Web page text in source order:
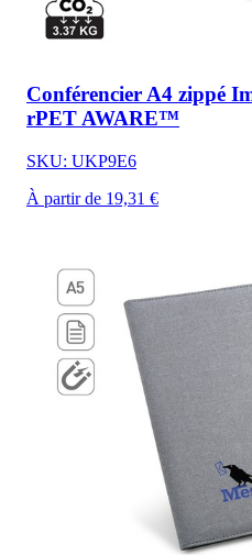
Conférencier A4 zippé
rPET AWARE™
SKU: UKP9E6
À partir de 19,31 €